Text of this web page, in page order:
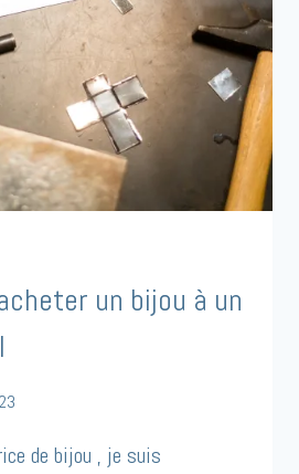
un bijou à un
de bijou , je suis